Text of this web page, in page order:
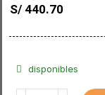
S/ 440.70
disponibles